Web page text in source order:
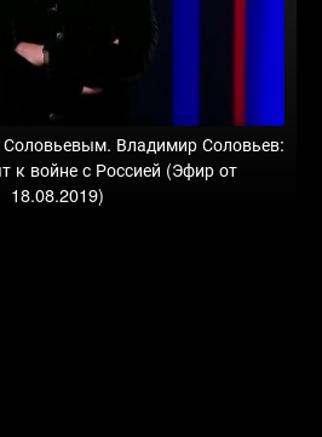
Владимир Соловьев:
к войне с Россией (Эфир от
18.08.2019)